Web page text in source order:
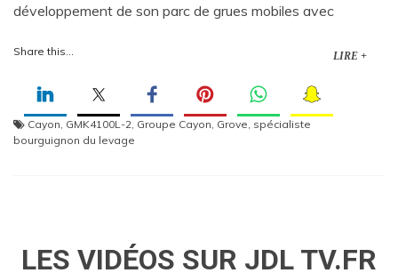
développement de son parc de grues mobiles avec
Share this... LIRE +
Cayon, GMK4100L-2, Groupe Cayon, Grove, spécialiste
bourguignon du levage
LES VIDÉOS SUR JDL TV.FR